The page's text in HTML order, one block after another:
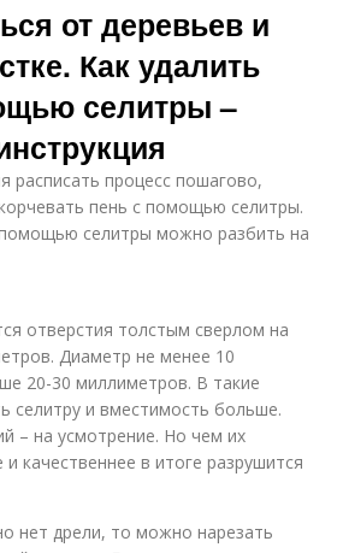
от деревьев и
Как удалить
селитры –
расписать процесс пошагово,
пень с помощью селитры.
селитры можно разбить на
отверстия толстым сверлом на
Диаметр не менее 10
20-30 миллиметров. В такие
селитру и вместимость больше.
– на усмотрение. Но чем их
качественнее в итоге разрушится
нет дрели, то можно нарезать